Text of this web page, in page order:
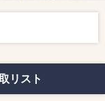
リスト